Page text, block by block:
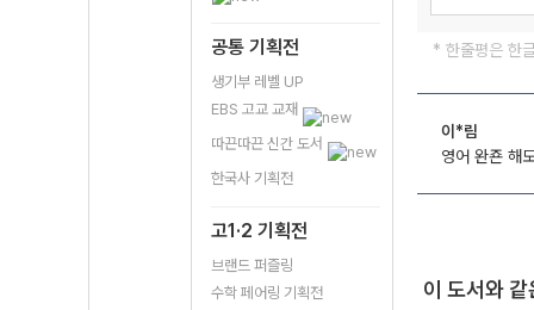
공통 기획전
생기부 레벨 UP
EBS 고교 교재
따끈따끈 신간 도서
한국사 기획전
고1·2 기획전
브랜드 퍼즐링
수학 페어링 기획전
* 한줄평은 한
이*림
영어 완죤 해
이 도서와